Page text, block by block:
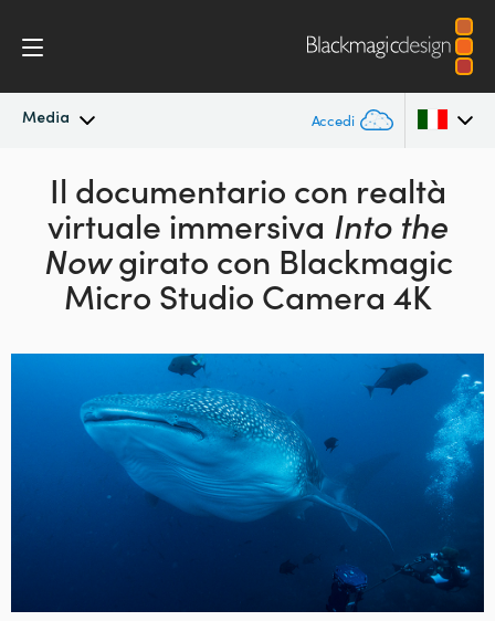
Media Accedi
In primo piano
Archivio
Immagini per i media
Argentina
Australia
Austria
China
Denmark
Germany
Il documentario con realtà
virtuale immersiva Into the
Nowgirato con Blackmagic
Micro Studio Camera 4K